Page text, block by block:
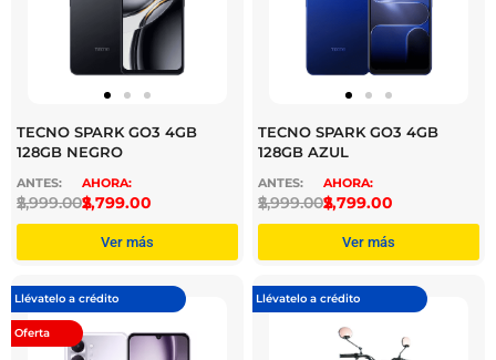
TECNO SPARK GO3 4GB
128GB NEGRO
$
2,999.00$
2,799.00
Ver más
TECNO SPARK GO3 4GB
128GB AZUL
$
2,999.00$
2,799.00
Ver más
Llévatelo a crédito
Oferta
Llévatelo a crédito